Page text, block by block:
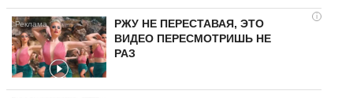
i
РЖУ НЕ ПЕРЕСТАВАЯ, ЭТО
ВИДЕО ПЕРЕСМОТРИШЬ НЕ
РАЗ